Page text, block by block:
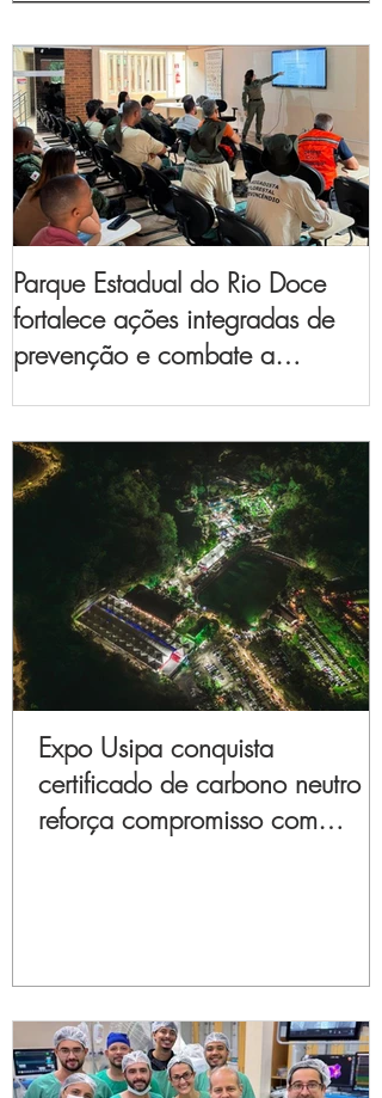
Parque Estadual do Rio Doce
fortalece ações integradas de
prevenção e combate a
Expo Usipa conquista
certificado de carbono neutro e
reforça compromisso com